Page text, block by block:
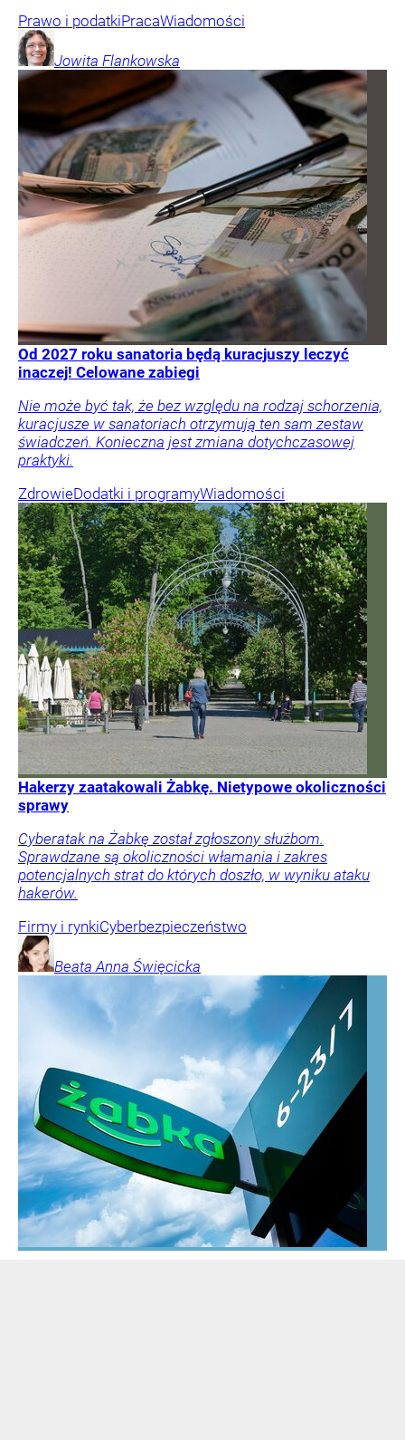
Prawo i podatkiPracaWiadomości
Jowita Flankowska
Od 2027 roku sanatoria będą kuracjuszy leczyć
inaczej! Celowane zabiegi
Nie może być tak, że bez względu na rodzaj schorzenia,
kuracjusze w sanatoriach otrzymują ten sam zestaw
świadczeń. Konieczna jest zmiana dotychczasowej
praktyki.
ZdrowieDodatki i programyWiadomości
Hakerzy zaatakowali Żabkę. Nietypowe okoliczności
sprawy
Cyberatak na Żabkę został zgłoszony służbom.
Sprawdzane są okoliczności włamania i zakres
potencjalnych strat do których doszło, w wyniku ataku
hakerów.
Firmy i rynkiCyberbezpieczeństwo
Beata Anna Święcicka